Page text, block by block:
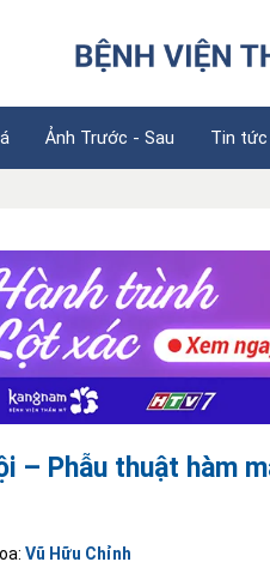
Ảnh Trước - Sau Tin
– Phẫu thuật hàm
Vũ Hữu Chỉnh